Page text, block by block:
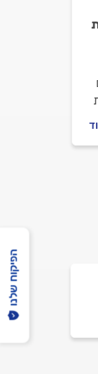
הפיקוח שלנו